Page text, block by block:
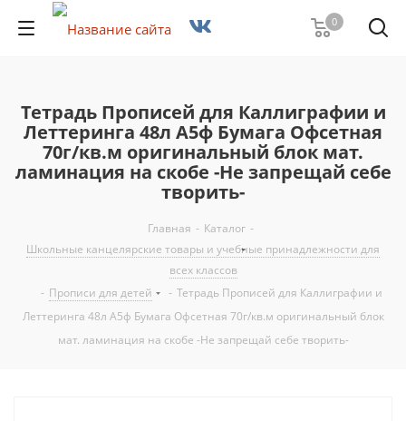
0
Тетрадь Прописей для Каллиграфии и
Леттеринга 48л А5ф Бумага Офсетная
70г/кв.м оригинальный блок мат.
ламинация на скобе -Не запрещай себе
творить-
Главная - Каталог -
Школьные канцелярские товары и учебные принадлежности для
всех классов
- Прописи для детей - Тетрадь Прописей для Каллиграфии и
Леттеринга 48л А5ф Бумага Офсетная 70г/кв.м оригинальный блок
мат. ламинация на скобе -Не запрещай себе творить-